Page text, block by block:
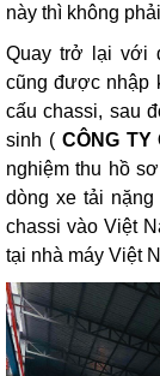
này thì không
Quay trở lại với
cũng được nhập
cấu chassi, sau
sinh ( CÔNG TY
nghiệm thu hồ
dòng xe tải
chassi vào Việt
tại nhà máy Việt